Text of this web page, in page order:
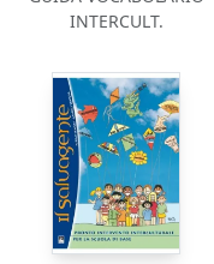
INTERCULT.